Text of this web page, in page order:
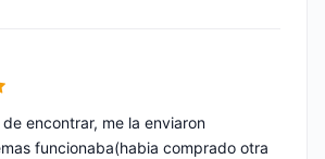
encontrar, me la enviaron
funcionaba(habia comprado otra